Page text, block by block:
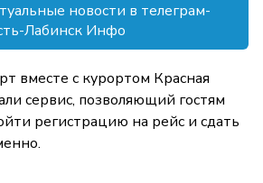
новости в телеграм-
Лабинск Инфо
вместе с курортом Красная
сервис, позволяющий гостям
регистрацию на рейс и сдать